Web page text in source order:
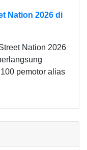
Nation 2026 di
Nation 2026
pemotor alias